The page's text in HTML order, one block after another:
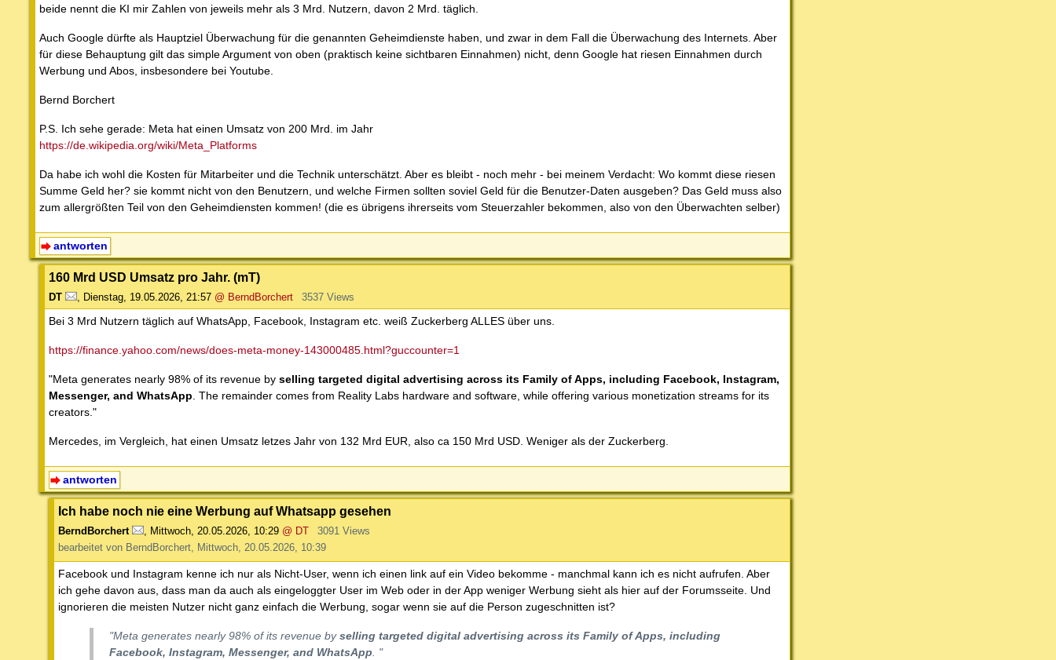
beide nennt die KI mir Zahlen von jeweils mehr als 3 Mrd. Nutzern, davon 2 Mrd. täglich.
Auch Google dürfte als Hauptziel Überwachung für die genannten Geheimdienste haben, und zwar in dem Fall die Überwachung des Internets. Aber
für diese Behauptung gilt das simple Argument von oben (praktisch keine sichtbaren Einnahmen) nicht, denn Google hat riesen Einnahmen durch
Werbung und Abos, insbesondere bei Youtube.
Bernd Borchert
P.S. Ich sehe gerade: Meta hat einen Umsatz von 200 Mrd. im Jahr
https://de.wikipedia.org/wiki/Meta_Platforms
Da habe ich wohl die Kosten für Mitarbeiter und die Technik unterschätzt. Aber es bleibt - noch mehr - bei meinem Verdacht: Wo kommt diese riesen
Summe Geld her? sie kommt nicht von den Benutzern, und welche Firmen sollten soviel Geld für die Benutzer-Daten ausgeben? Das Geld muss also
zum allergrößten Teil von den Geheimdiensten kommen! (die es übrigens ihrerseits vom Steuerzahler bekommen, also von den Überwachten selber)
antworten
160 Mrd USD Umsatz pro Jahr. (mT)
DT Dienstag, 19.05.2026, 21:57 @ BerndBorchert 3537 Views
Bei 3 Mrd Nutzern täglich auf WhatsApp, Facebook, Instagram etc. weiß Zuckerberg ALLES über uns.
https://finance.yahoo.com/news/does-meta-money-143000485.html?guccounter=1
"Meta generates nearly 98% of its revenue by selling targeted digital advertising across its Family of Apps, including Facebook, Instagram,
Messenger, and WhatsApp . The remainder comes from Reality Labs hardware and software, while offering various monetization streams for its
creators."
Mercedes, im Vergleich, hat einen Umsatz letzes Jahr von 132 Mrd EUR, also ca 150 Mrd USD. Weniger als der Zuckerberg.
antworten
Ich habe noch nie eine Werbung auf Whatsapp gesehen
BerndBorchert Mittwoch, 20.05.2026, 10:29 @ DT
3091 Views
bearbeitet von BerndBorchert, Mittwoch, 20.05.2026, 10:39
Facebook und Instagram kenne ich nur als Nicht-User, wenn ich einen link auf ein Video bekomme - manchmal kann ich es nicht aufrufen. Aber
ich gehe davon aus, dass man da auch als eingeloggter User im Web oder in der App weniger Werbung sieht als hier auf der Forumsseite. Und
ignorieren die meisten Nutzer nicht ganz einfach die Werbung, sogar wenn sie auf die Person zugeschnitten ist?
"Meta generates nearly 98% of its revenue byselling targeted digital advertising across its Family of Apps, including
Facebook, Instagram, Messenger, and WhatsApp . "